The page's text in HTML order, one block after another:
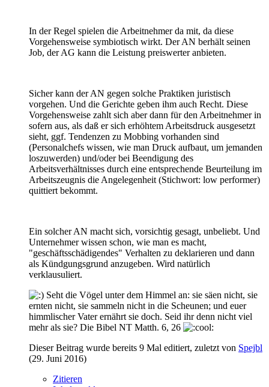
In der Regel spielen die Arbeitnehmer da mit, da diese
Vorgehensweise symbiotisch wirkt. Der AN berhält seinen
Job, der AG kann die Leistung preiswerter anbieten.
Sicher kann der AN gegen solche Praktiken juristisch
vorgehen. Und die Gerichte geben ihm auch Recht. Diese
Vorgehensweise zahlt sich aber dann für den Arbeitnehmer in
sofern aus, als daß er sich erhöhtem Arbeitsdruck ausgesetzt
sieht, ggf. Tendenzen zu Mobbing vorhanden sind
(Personalchefs wissen, wie man Druck aufbaut, um jemanden
loszuwerden) und/oder bei Beendigung des
Arbeitsverhältnisses durch eine entsprechende Beurteilung im
Arbeitszeugnis die Angelegenheit (Stichwort: low performer)
quittiert bekommt.
Ein solcher AN macht sich, vorsichtig gesagt, unbeliebt. Und
Unternehmer wissen schon, wie man es macht,
"geschäftsschädigendes" Verhalten zu deklarieren und dann
als Kündgungsgrund anzugeben. Wird natürlich
verklausuliert.
Seht die Vögel unter dem Himmel an: sie säen nicht, sie
ernten nicht, sie sammeln nicht in die Scheunen; und euer
himmlischer Vater ernährt sie doch. Seid ihr denn nicht viel
mehr als sie? Die Bibel NT Matth. 6, 26
Dieser Beitrag wurde bereits 9 Mal editiert, zuletzt von Spejbl
(29. Juni 2016)
Zitieren